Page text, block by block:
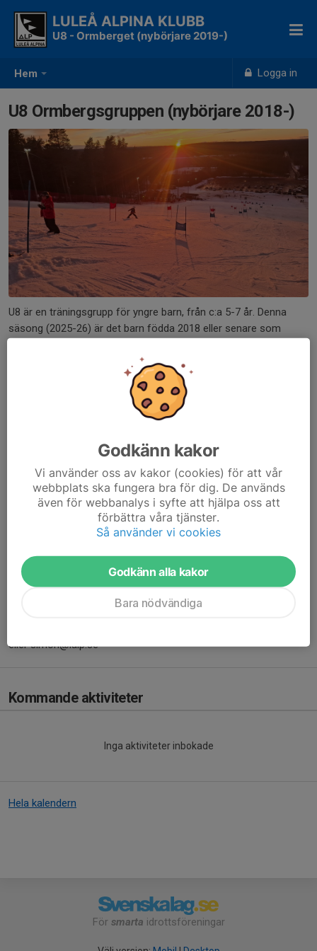
Hem Logga in
LULEÅ ALPINA KLUBB
U8 - Ormberget (nybörjare 2019-)
U8 Ormbergsgruppen (nybörjare 2018-)
U8 är en träningsgrupp för yngre barn, från c:a 5-7 år. Denna
säsong (2025-26) är det barn födda 2018 eller senare som
nybörjargrupp, men man skall kunna åka skidor och kunna åka
Skidträningen börjar efter nyår och pågår så länge som det finns
För intresseanmälan går du till startsidan.Luleå Alpina Klubb
Observera att man måste anmäla sig oavsett om man har
deltagit tidigare eller ej.
För att vara med skall man:
Kunna svänga.
eller simon@lalp.se
Kommande aktiviteter
Inga aktiviteter inbokade
Hela kalendern
För smarta idrottsföreningar
Godkänn kakor
Vi använder oss av kakor (cookies) för att vår
webbplats ska fungera bra för dig. De används
även för webbanalys i syfte att hjälpa oss att
förbättra våra tjänster.
Så använder vi cookies
Godkänn alla kakor
Bara nödvändiga